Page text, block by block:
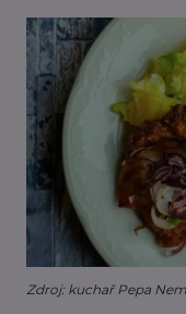
Zdroj: kuchař Pepa